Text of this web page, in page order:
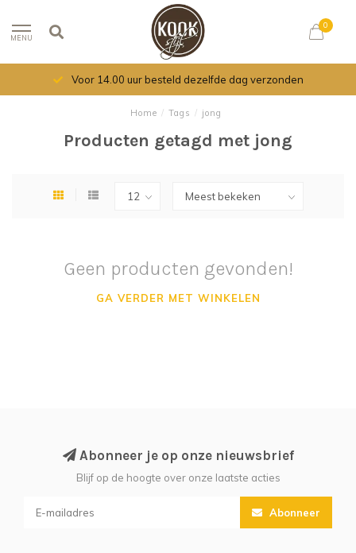
MENU
0
Voor 14.00 uur besteld dezelfde dag verzonden
Home / Tags / jong
Producten getagd met jong
Geen producten gevonden!
GA VERDER MET WINKELEN
Abonneer je op onze nieuwsbrief
Blijf op de hoogte over onze laatste acties
Abonneer